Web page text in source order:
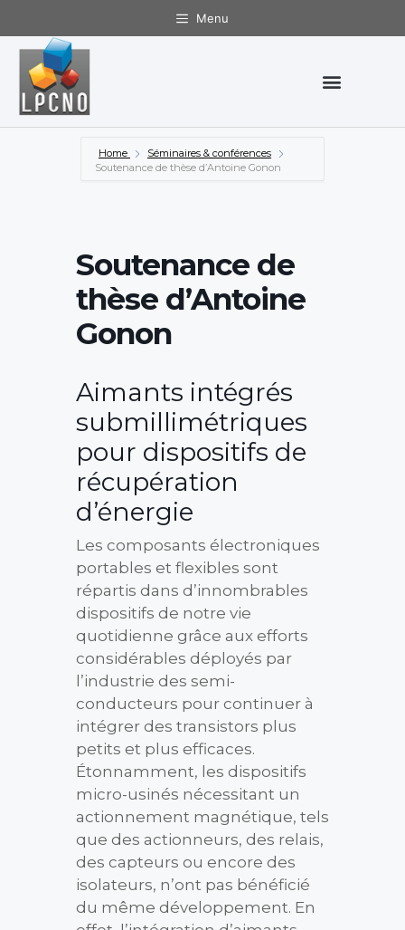
Menu
Home
Séminaires & conférences
Soutenance de thèse d’Antoine Gonon
Soutenance de
thèse d’Antoine
Gonon
Aimants intégrés
submillimétriques
pour dispositifs de
récupération
d’énergie
Les composants électroniques
portables et flexibles sont
répartis dans d’innombrables
dispositifs de notre vie
quotidienne grâce aux efforts
considérables déployés par
l’industrie des semi-
conducteurs pour continuer à
intégrer des transistors plus
petits et plus efficaces.
Étonnamment, les dispositifs
micro-usinés nécessitant un
actionnement magnétique, tels
que des actionneurs, des relais,
des capteurs ou encore des
isolateurs, n’ont pas bénéficié
du même développement. En